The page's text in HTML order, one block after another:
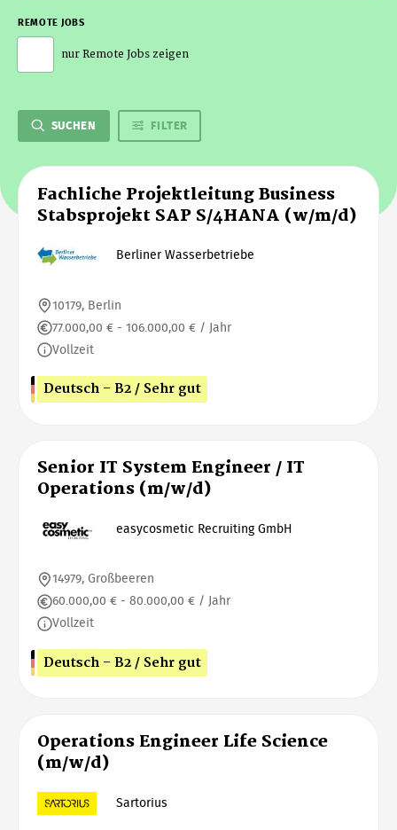
REMOTE JOBS
nur Remote Jobs zeigen
SUCHEN FILTER
Fachliche Projektleitung Business
Stabsprojekt SAP S/4HANA (w/m/d)
Berliner Wasserbetriebe
10179, Berlin
77.000,00 € - 106.000,00 € / Jahr
Vollzeit
Deutsch - B2 / Sehr gut
Senior IT System Engineer / IT
Operations (m/w/d)
easycosmetic Recruiting GmbH
14979, Großbeeren
60.000,00 € - 80.000,00 € / Jahr
Vollzeit
Deutsch - B2 / Sehr gut
Operations Engineer Life Science
(m/w/d)
Sartorius